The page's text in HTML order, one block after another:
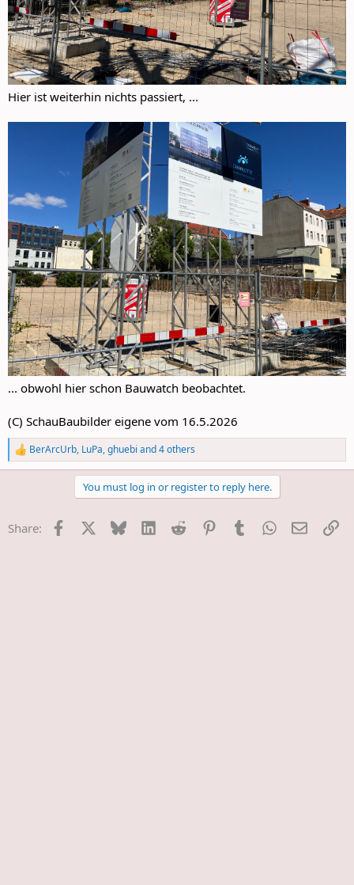
Hier ist weiterhin nichts passiert, ...
... obwohl hier schon Bauwatch beobachtet.
(C) SchauBaubilder eigene vom 16.5.2026
R
e
o
BerArcUrb, LuPa,ghuebi and 4 others
You must log in or register to reply here.
Share: Facebook Bluesky LinkedInReddit PinterestTumblrWhatsApp
E-Mail